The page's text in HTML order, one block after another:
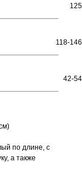
125
118-146
42-54
по длине, с
а также